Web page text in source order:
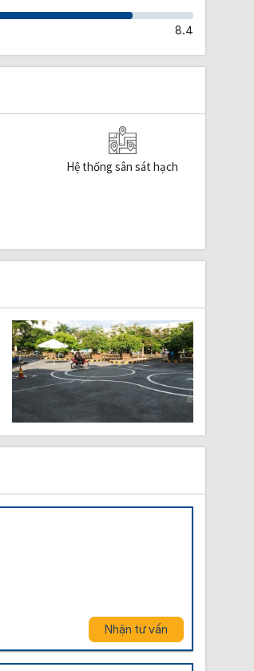
8.4
Hệ thống sân sát hạch
Nhận tư vấn